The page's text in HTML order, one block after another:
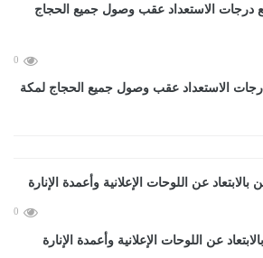
0
الاستعداد عقب وصول جميع الحجاج لمكة
0
عن اللوحات الإعلانية وأعمدة الإنارة